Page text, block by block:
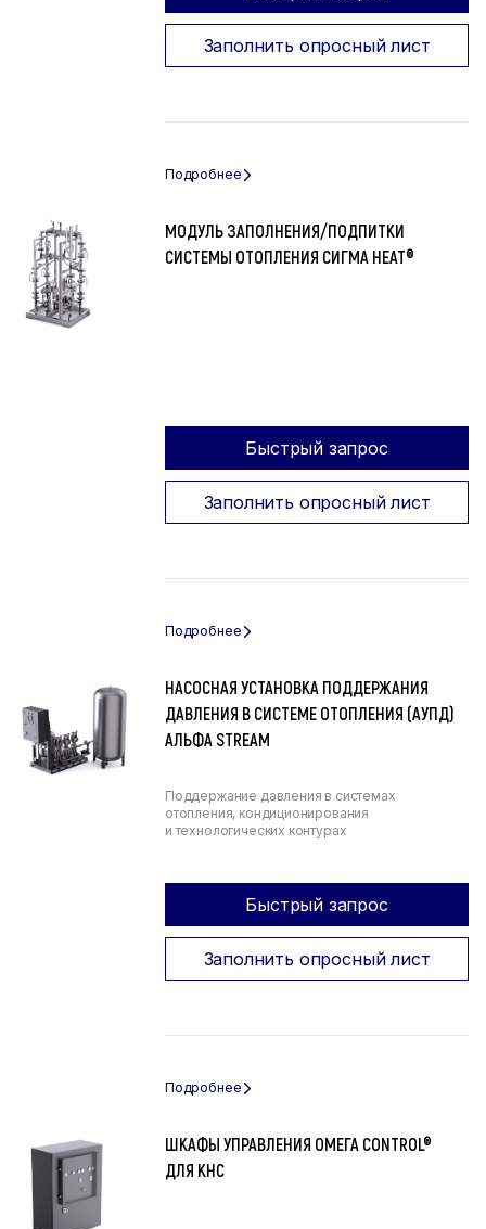
Заполнить опросный лист
МОДУЛЬ ЗАПОЛНЕНИЯ/ПОДПИТКИ
СИСТЕМЫ ОТОПЛЕНИЯ СИГМА HEAT®
Быстрый запрос
Заполнить опросный лист
НАСОСНАЯ УСТАНОВКА ПОДДЕРЖАНИЯ
ДАВЛЕНИЯ В СИСТЕМЕ ОТОПЛЕНИЯ (АУПД)
АЛЬФА STREAM
Поддержание давления в системах
отопления, кондиционирования
и технологических контурах
Быстрый запрос
Заполнить опросный лист
ШКАФЫ УПРАВЛЕНИЯ ОМЕГА CONTROL®
ДЛЯ КНС